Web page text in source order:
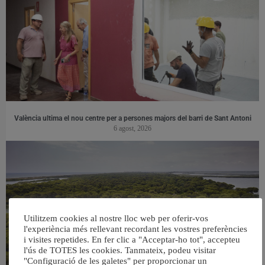
València ultima el nou centre per a persones majors del barri de Sant Antoni
6 agost, 2026
Utilitzem cookies al nostre lloc web per oferir-vos
l'experiència més rellevant recordant les vostres preferències
i visites repetides. En fer clic a "Acceptar-ho tot", accepteu
l'ús de TOTES les cookies. Tanmateix, podeu visitar
"Configuració de les galetes" per proporcionar un